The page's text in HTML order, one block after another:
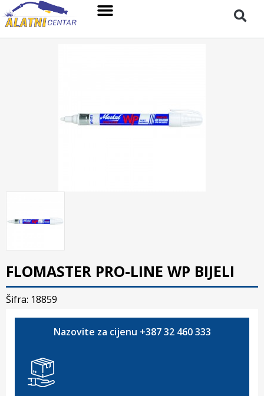
FLOMASTER PRO-LINE WP BIJELI
Šifra: 18859
Nazovite za cijenu +387 32 460 333